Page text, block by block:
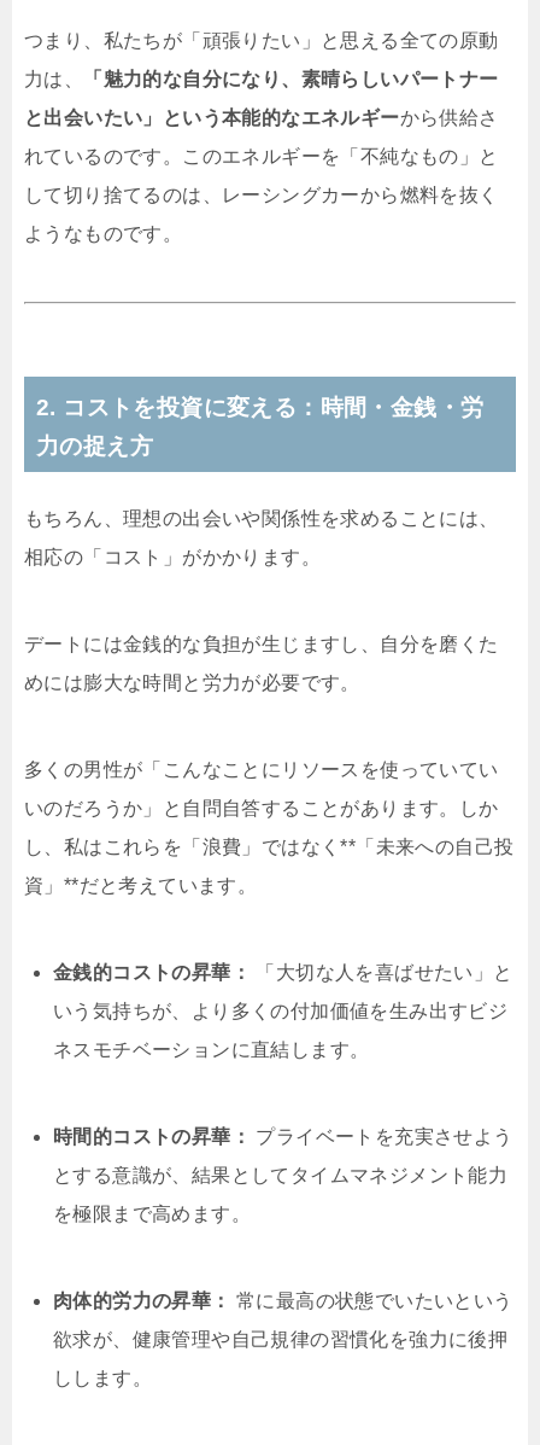
つまり、私たちが「頑張りたい」と思える全ての原動
力は、
「魅力的な自分になり、素晴らしいパートナー
と出会いたい」という本能的なエネルギーから供給さ
れているのです。このエネルギーを「不純なもの」と
して切り捨てるのは、レーシングカーから燃料を抜く
ようなものです。
2. コストを投資に変える：時間・金銭・労
力の捉え方
もちろん、理想の出会いや関係性を求めることには、
相応の「コスト」がかかります。
デートには金銭的な負担が生じますし、自分を磨くた
めには膨大な時間と労力が必要です。
多くの男性が「こんなことにリソースを使っていてい
いのだろうか」と自問自答することがあります。しか
し、私はこれらを「浪費」ではなく**「未来への自己投
資」**だと考えています。
金銭的コストの昇華：
「大切な人を喜ばせたい」と
いう気持ちが、より多くの付加価値を生み出すビジ
ネスモチベーションに直結します。
時間的コストの昇華：
プライベートを充実させよう
とする意識が、結果としてタイムマネジメント能力
を極限まで高めます。
肉体的労力の昇華：
常に最高の状態でいたいという
欲求が、健康管理や自己規律の習慣化を強力に後押
しします。